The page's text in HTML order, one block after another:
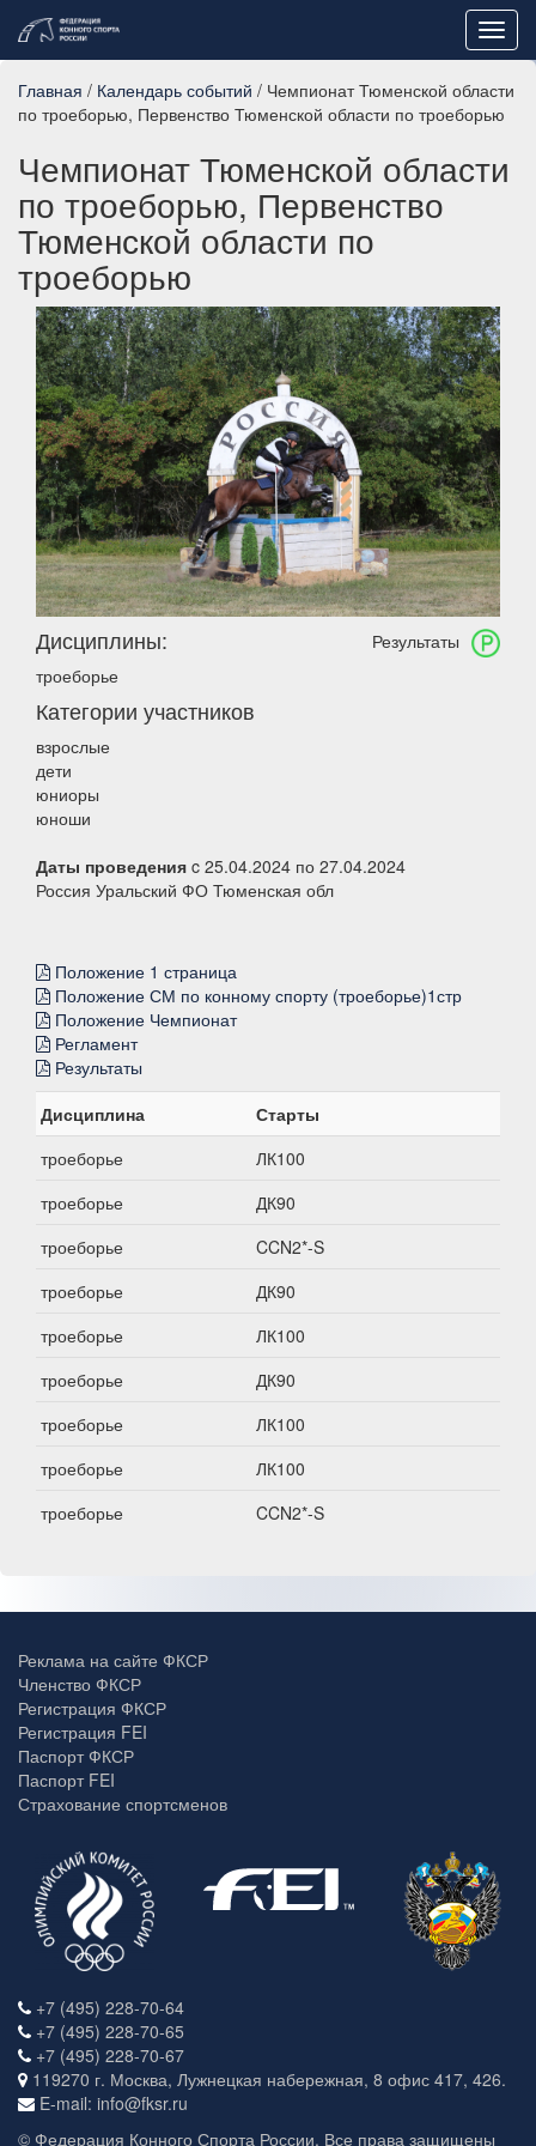
Главная / Календарь событий / Чемпионат Тюменской области
по троеборью, Первенство Тюменской области по троеборью
Чемпионат Тюменской области
по троеборью, Первенство
Тюменской области по
троеборью
Результаты
Дисциплины:
троеборье
Категории участников
взрослые
дети
юниоры
юноши
Даты проведения c 25.04.2024 по 27.04.2024
Россия Уральский ФО Тюменская обл
Положение 1 страница
Положение СМ по конному спорту (троеборье)1стр
Положение Чемпионат
Регламент
Результаты
Дисциплина
Старты
троеборье
ЛК100
троеборье
ДК90
троеборье
CCN2*-S
троеборье
ДК90
троеборье
ЛК100
троеборье
ДК90
троеборье
ЛК100
троеборье
ЛК100
троеборье
CCN2*-S
Реклама на сайте ФКСР
Членство ФКСР
Регистрация ФКСР
Регистрация FEI
Паспорт ФКСР
Паспорт FEI
Страхование спортсменов
+7 (495) 228-70-64
+7 (495) 228-70-65
+7 (495) 228-70-67
119270 г. Москва, Лужнецкая набережная, 8 офис 417, 426.
E-mail: info@fksr.ru
© Федерация Конного Спорта России. Все права защищены